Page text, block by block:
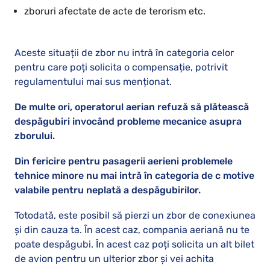
zboruri afectate de acte de terorism etc.
Aceste situații de zbor nu intră în categoria celor
pentru care poți solicita o compensație, potrivit
regulamentului mai sus menționat.
De multe ori, operatorul aerian refuză să plătească
despăgubiri invocând probleme mecanice asupra
zborului.
Din fericire pentru pasagerii aerieni problemele
tehnice minore nu mai intră în categoria de c motive
valabile pentru neplată a despăgubirilor.
Totodată, este posibil să pierzi un zbor de conexiunea
și din cauza ta. În acest caz, compania aeriană nu te
poate despăgubi. În acest caz poți solicita un alt bilet
de avion pentru un ulterior zbor și vei achita